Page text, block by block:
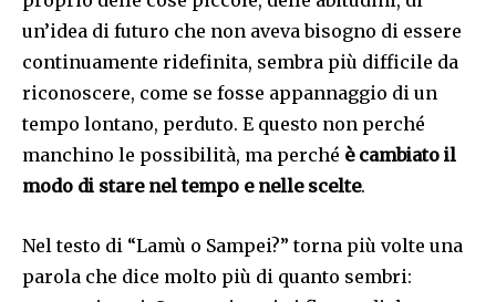
un’idea di futuro che non aveva bisogno di essere
continuamente ridefinita, sembra più difficile da
riconoscere, come se fosse appannaggio di un
tempo lontano, perduto. E questo non perché
manchino le possibilità, ma perché è cambiato il
modo di stare nel tempo e nelle scelte.
Nel testo di “Lamù o Sampei?” torna più volte una
parola che dice molto più di quanto sembri: